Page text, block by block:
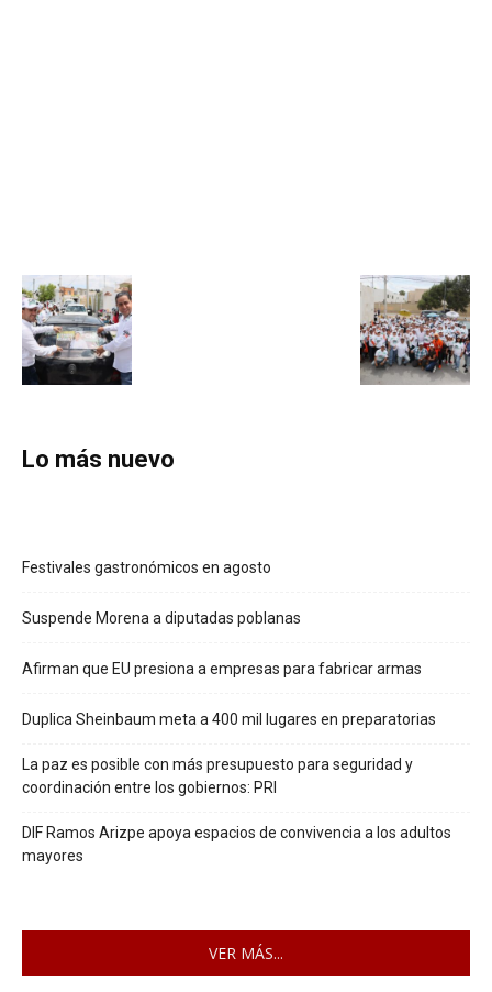
Lo más nuevo
Festivales gastronómicos en agosto
Suspende Morena a diputadas poblanas
Afirman que EU presiona a empresas para fabricar armas
Duplica Sheinbaum meta a 400 mil lugares en preparatorias
La paz es posible con más presupuesto para seguridad y
coordinación entre los gobiernos: PRI
DIF Ramos Arizpe apoya espacios de convivencia a los adultos
mayores
VER MÁS...